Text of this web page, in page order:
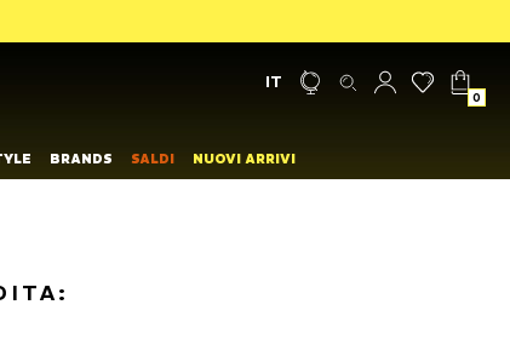
IT
0
BRANDS SALDI NUOVI ARRIVI